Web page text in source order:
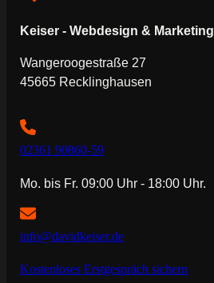
Keiser - Webdesign & Marketing
Wangeroogestraße 27
45665 Recklinghausen
02361 90860-59
Mo. bis Fr. 09:00 Uhr - 18:00 Uhr.
info@davidkeiser.de
Kostenloses Erstgespräch sichern